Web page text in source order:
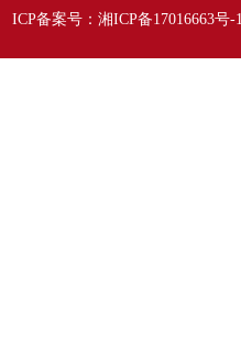
ICP备案号： 湘ICP备17016663号-1